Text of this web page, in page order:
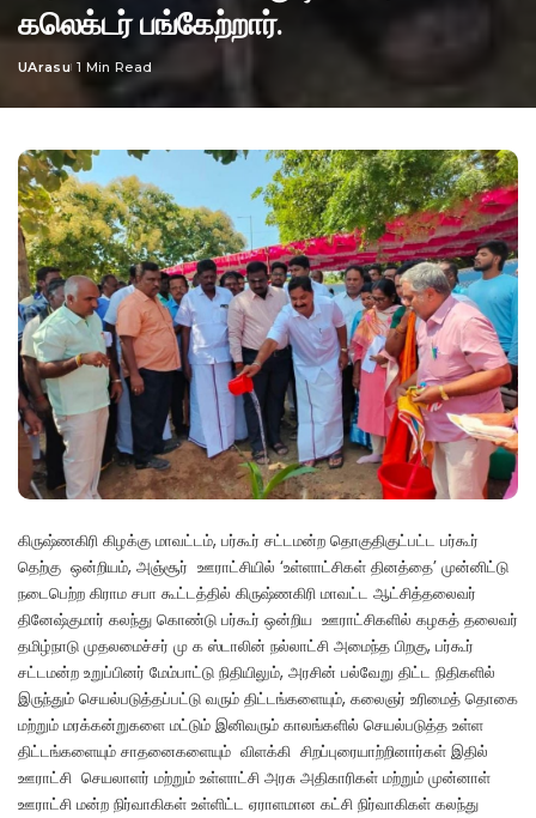
கலெக்டர் பங்கேற்றார்.
Posted
UArasu 1 Min Read
கிருஷ்ணகிரி கிழக்கு மாவட்டம், பர்கூர் சட்டமன்ற தொகுதிகுட்பட்ட பர்கூர்
தெற்கு ஒன்றியம், அஞ்சூர் ஊராட்சியில் ‘உள்ளாட்சிகள் தினத்தை’ முன்னிட்டு
நடைபெற்ற கிராம சபா கூட்டத்தில் கிருஷ்ணகிரி மாவட்ட ஆட்சித்தலைவர்
தினேஷ்குமார் கலந்து கொண்டு பர்கூர் ஒன்றிய ஊராட்சிகளில் கழகத் தலைவர்
தமிழ்நாடு முதலமைச்சர் மு க ஸ்டாலின் நல்லாட்சி அமைந்த பிறகு, பர்கூர்
சட்டமன்ற உறுப்பினர் மேம்பாட்டு நிதியிலும், அரசின் பல்வேறு திட்ட நிதிகளில்
இருந்தும் செயல்படுத்தப்பட்டு வரும் திட்டங்களையும், கலைஞர் உரிமைத் தொகை
மற்றும் மரக்கன்றுகளை மட்டும் இனிவரும் காலங்களில் செயல்படுத்த உள்ள
திட்டங்களையும் சாதனைகளையும் விளக்கி சிறப்புரையாற்றினார்கள் இதில்
ஊராட்சி செயலாளர் மற்றும் உள்ளாட்சி அரசு அதிகாரிகள் மற்றும் முன்னாள்
ஊராட்சி மன்ற நிர்வாகிகள் உள்ளிட்ட ஏராளமான கட்சி நிர்வாகிகள் கலந்து